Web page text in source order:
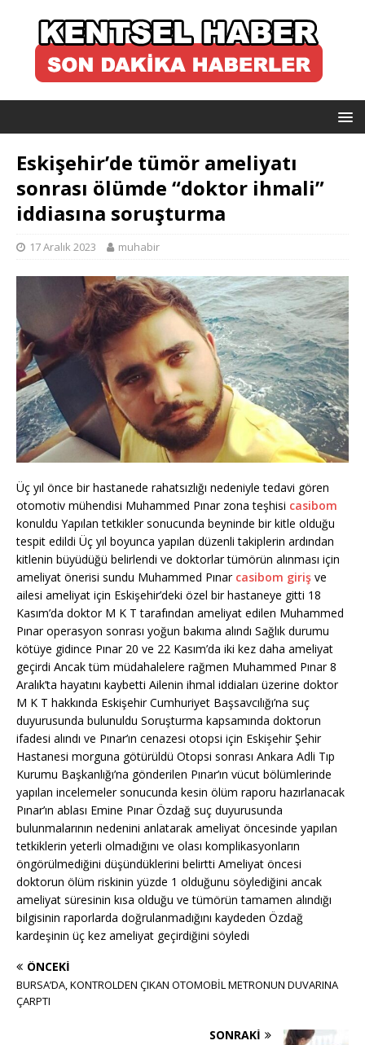
Eskişehir’de tümör ameliyatı
sonrası ölümde “doktor ihmali”
iddiasına soruşturma
17 Aralık 2023 muhabir
Üç yıl önce bir hastanede rahatsızlığı nedeniyle tedavi gören
otomotiv mühendisi Muhammed Pınar zona teşhisi casibom
konuldu Yapılan tetkikler sonucunda beyninde bir kitle olduğu
tespit edildi Üç yıl boyunca yapılan düzenli takiplerin ardından
kitlenin büyüdüğü belirlendi ve doktorlar tümörün alınması için
ameliyat önerisi sundu Muhammed Pınar casibom giriş ve
ailesi ameliyat için Eskişehir’deki özel bir hastaneye gitti 18
Kasım’da doktor M K T tarafından ameliyat edilen Muhammed
Pınar operasyon sonrası yoğun bakıma alındı Sağlık durumu
kötüye gidince Pınar 20 ve 22 Kasım’da iki kez daha ameliyat
geçirdi Ancak tüm müdahalelere rağmen Muhammed Pınar 8
Aralık’ta hayatını kaybetti Ailenin ihmal iddiaları üzerine doktor
M K T hakkında Eskişehir Cumhuriyet Başsavcılığı’na suç
duyurusunda bulunuldu Soruşturma kapsamında doktorun
ifadesi alındı ve Pınar’ın cenazesi otopsi için Eskişehir Şehir
Hastanesi morguna götürüldü Otopsi sonrası Ankara Adli Tıp
Kurumu Başkanlığı’na gönderilen Pınar’ın vücut bölümlerinde
yapılan incelemeler sonucunda kesin ölüm raporu hazırlanacak
Pınar’ın ablası Emine Pınar Özdağ suç duyurusunda
bulunmalarının nedenini anlatarak ameliyat öncesinde yapılan
tetkiklerin yeterli olmadığını ve olası komplikasyonların
öngörülmediğini düşündüklerini belirtti Ameliyat öncesi
doktorun ölüm riskinin yüzde 1 olduğunu söylediğini ancak
ameliyat süresinin kısa olduğu ve tümörün tamamen alındığı
bilgisinin raporlarda doğrulanmadığını kaydeden Özdağ
kardeşinin üç kez ameliyat geçirdiğini söyledi
ÖNCEKI
BURSA’DA, KONTROLDEN ÇIKAN OTOMOBİL METRONUN DUVARINA
ÇARPTI
SONRAKI